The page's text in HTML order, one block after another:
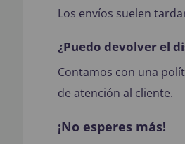
Los envíos suelen
¿Puedo devolver el
Contamos con una
de atención al cliente.
¡No esperes más!